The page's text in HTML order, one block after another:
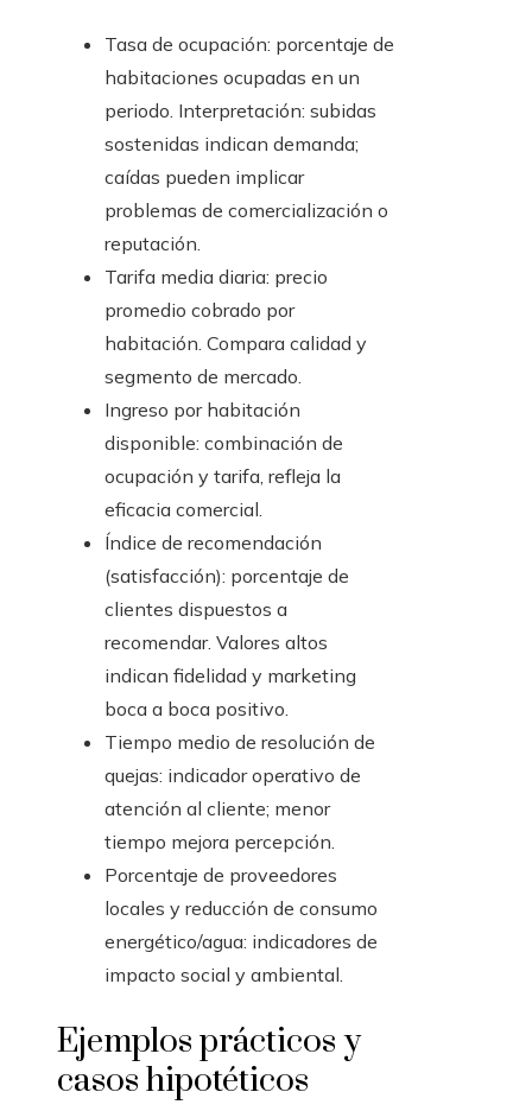
Tasa de ocupación: porcentaje de
habitaciones ocupadas en un
periodo. Interpretación: subidas
sostenidas indican demanda;
caídas pueden implicar
problemas de comercialización o
reputación.
Tarifa media diaria: precio
promedio cobrado por
habitación. Compara calidad y
segmento de mercado.
Ingreso por habitación
disponible: combinación de
ocupación y tarifa, refleja la
eficacia comercial.
Índice de recomendación
(satisfacción): porcentaje de
clientes dispuestos a
recomendar. Valores altos
indican fidelidad y marketing
boca a boca positivo.
Tiempo medio de resolución de
quejas: indicador operativo de
atención al cliente; menor
tiempo mejora percepción.
Porcentaje de proveedores
locales y reducción de consumo
energético/agua: indicadores de
impacto social y ambiental.
Ejemplos prácticos y
casos hipotéticos